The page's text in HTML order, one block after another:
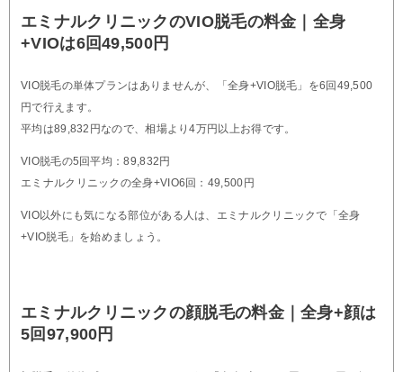
エミナルクリニックのVIO脱毛の料金｜全身
+VIOは6回49,500円
VIO脱毛の単体プランはありませんが、「全身+VIO脱毛」を6回49,500
円で行えます。
平均は89,832円なので、相場より4万円以上お得です。
VIO脱毛の5回平均：89,832円
エミナルクリニックの全身+VIO6回：49,500円
VIO以外にも気になる部位がある人は、エミナルクリニックで「全身
+VIO脱毛」を始めましょう。
エミナルクリニックの顔脱毛の料金｜全身+顔は
5回97,900円